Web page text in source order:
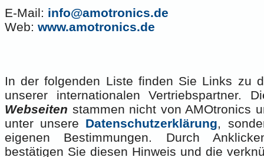
E-Mail: info@amotronics.de
Web: www.amotronics.de
In der folgenden Liste finden Sie Links zu
unserer internationalen Vertriebspartner.
Webseiten stammen nicht von AMOtronics
unter unsere Datenschutzerklärung,
eigenen Bestimmungen. Durch
bestätigen Sie diesen Hinweis und die